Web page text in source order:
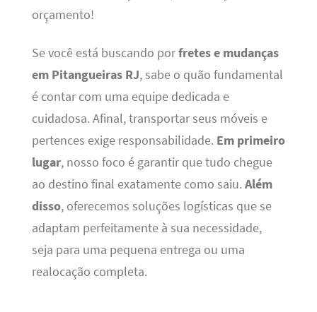
orçamento!
Se você está buscando porfretes e mudanças
em Pitangueiras RJ, sabe o quão fundamental
é contar com uma equipe dedicada e
cuidadosa. Afinal, transportar seus móveis e
pertences exige responsabilidade. Em primeiro
lugar, nosso foco é garantir que tudo chegue
ao destino final exatamente como saiu. Além
disso, oferecemos soluções logísticas que se
adaptam perfeitamente à sua necessidade,
seja para uma pequena entrega ou uma
realocação completa.